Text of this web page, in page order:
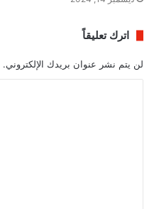
اترك تعليقاً
لن يتم نشر عنوان بريدك الإلكتروني.